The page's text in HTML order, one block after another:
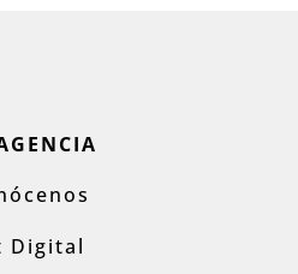
Digital